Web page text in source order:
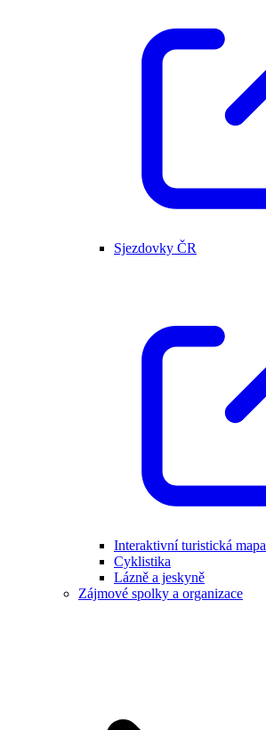
Sjezdovky ČR
Interaktivní turistická mapa
Cyklistika
Lázně a jeskyně
Zájmové spolky a organizace